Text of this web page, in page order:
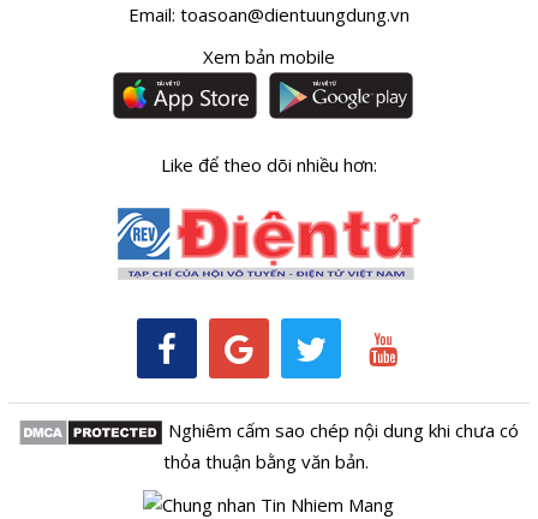
Email: toasoan@dientuungdung.vn
Xem bản mobile
Like để theo dõi nhiều hơn:
Nghiêm cấm sao chép nội dung khi chưa có
thỏa thuận bằng văn bản.